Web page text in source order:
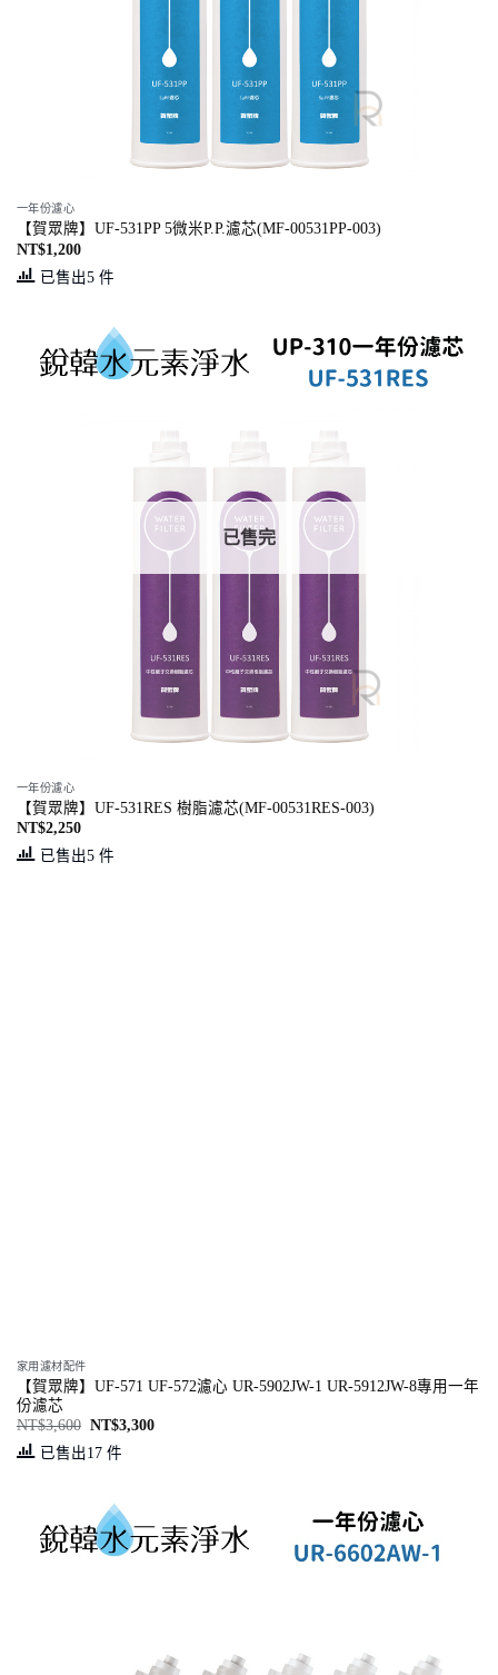
一年份濾心
【賀眾牌】UF-531PP 5微米P.P.濾芯(MF-00531PP-003)
NT$1,200
已售出5 件
已售完
一年份濾心
【賀眾牌】UF-531RES 樹脂濾芯(MF-00531RES-003)
NT$2,250
已售出5 件
家用濾材配件
【賀眾牌】UF-571 UF-572濾心 UR-5902JW-1 UR-5912JW-8專用一年
份濾芯
NT$3,600 NT$3,300
已售出17 件